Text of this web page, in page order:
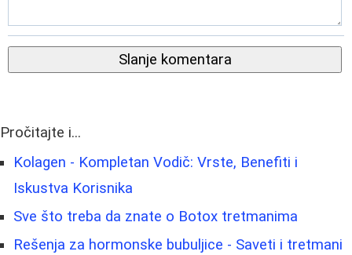
Slanje komentara
Pročitajte i...
Kolagen - Kompletan Vodič: Vrste, Benefiti i
Iskustva Korisnika
Sve što treba da znate o Botox tretmanima
Rešenja za hormonske bubuljice - Saveti i tretmani